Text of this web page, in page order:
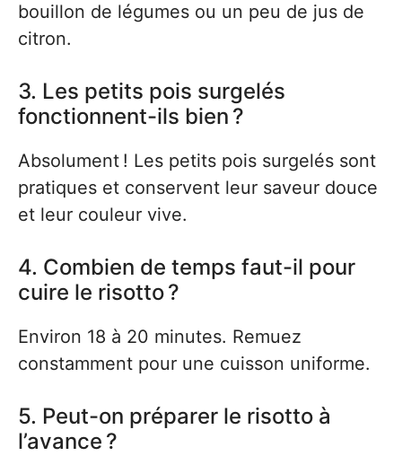
bouillon de légumes ou un peu de jus de
citron.
3. Les petits pois surgelés
fonctionnent-ils bien ?
Absolument ! Les petits pois surgelés sont
pratiques et conservent leur saveur douce
et leur couleur vive.
4. Combien de temps faut-il pour
cuire le risotto ?
Environ 18 à 20 minutes. Remuez
constamment pour une cuisson uniforme.
5. Peut-on préparer le risotto à
l’avance ?